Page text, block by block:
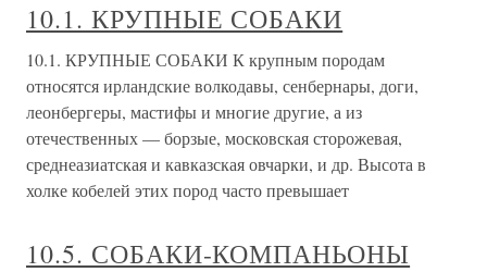
10.1. КРУПНЫЕ СОБАКИ
10.1. КРУПНЫЕ СОБАКИ К крупным породам
относятся ирландские волкодавы, сенбернары, доги,
леонбергеры, мастифы и многие другие, а из
отечественных — борзые, московская сторожевая,
среднеазиатская и кавказская овчарки, и др. Высота в
холке кобелей этих пород часто превышает
10.5. СОБАКИ-КОМПАНЬОНЫ